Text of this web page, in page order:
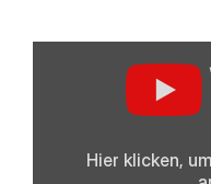
Hier klicken,